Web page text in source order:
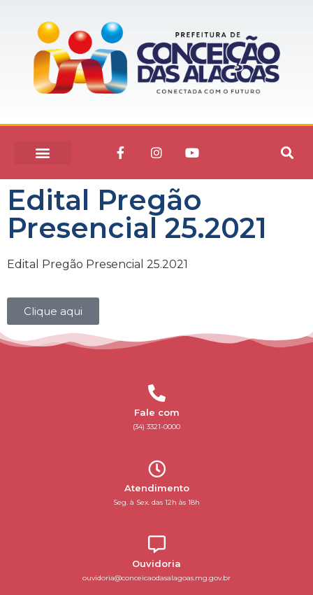
Edital Pregão
Presencial 25.2021
Edital Pregão Presencial 25.2021
Clique aqui
Fale com
(34) 3321-0000
Atendimento
Seg. à Sex. das 12h às 18h
Ouvidoria
ouvidoria@conceicaodasalagoas.mg.gov.br